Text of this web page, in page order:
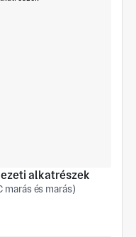
alkatrészek
marás és marás)